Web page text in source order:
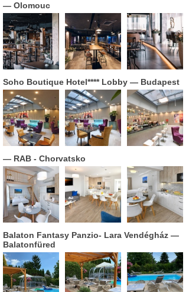
— Olomouc
Soho Boutique Hotel**** Lobby — Budapest
— RAB - Chorvatsko
Balaton Fantasy Panzio- Lara Vendégház —
Balatonfüred